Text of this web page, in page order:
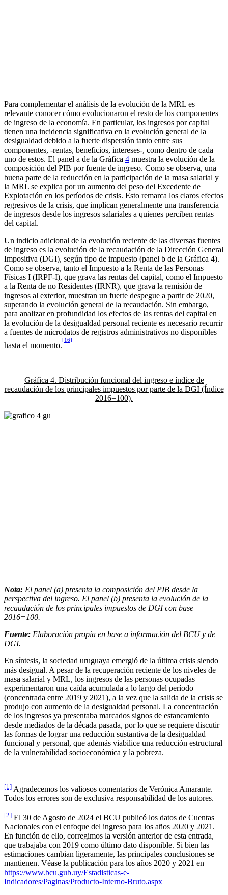
Para complementar el análisis de la evolución de la MRL es
relevante conocer cómo evolucionaron el resto de los componentes
de ingreso de la economía. En particular, los ingresos por capital
tienen una incidencia significativa en la evolución general de la
desigualdad debido a la fuerte dispersión tanto entre sus
componentes, -rentas, beneficios, intereses-, como dentro de cada
uno de estos. El panel a de la Gráfica 4 muestra la evolución de la
composición del PIB por fuente de ingreso. Como se observa, una
buena parte de la reducción en la participación de la masa salarial y
la MRL se explica por un aumento del peso del Excedente de
Explotación en los períodos de crisis. Esto remarca los claros efectos
regresivos de la crisis, que implican generalmente una transferencia
de ingresos desde los ingresos salariales a quienes perciben rentas
del capital.
Un indicio adicional de la evolución reciente de las diversas fuentes
de ingreso es la evolución de la recaudación de la Dirección General
Impositiva (DGI), según tipo de impuesto (panel b de la Gráfica 4).
Como se observa, tanto el Impuesto a la Renta de las Personas
Físicas I (IRPF-I), que grava las rentas del capital, como el Impuesto
a la Renta de no Residentes (IRNR), que grava la remisión de
ingresos al exterior, muestran un fuerte despegue a partir de 2020,
superando la evolución general de la recaudación. Sin embargo,
para analizar en profundidad los efectos de las rentas del capital en
la evolución de la desigualdad personal reciente es necesario recurrir
a fuentes de microdatos de registros administrativos no disponibles
hasta el momento.
[16]
Gráfica 4. Distribución funcional del ingreso e índice de
recaudación de los principales impuestos por parte de la DGI (Índice
2016=100).
Nota: El panel (a) presenta la composición del PIB desde la
perspectiva del ingreso. El panel (b) presenta la evolución de la
recaudación de los principales impuestos de DGI con base
2016=100.
Fuente: Elaboración propia en base a información del BCU y de
DGI.
En síntesis, la sociedad uruguaya emergió de la última crisis siendo
más desigual. A pesar de la recuperación reciente de los niveles de
masa salarial y MRL, los ingresos de las personas ocupadas
experimentaron una caída acumulada a lo largo del período
(concentrada entre 2019 y 2021), a la vez que la salida de la crisis se
produjo con aumento de la desigualdad personal. La concentración
de los ingresos ya presentaba marcados signos de estancamiento
desde mediados de la década pasada, por lo que se requiere discutir
las formas de lograr una reducción sustantiva de la desigualdad
funcional y personal, que además viabilice una reducción estructural
de la vulnerabilidad socioeconómica y la pobreza.
[1] Agradecemos los valiosos comentarios de Verónica Amarante.
Todos los errores son de exclusiva responsabilidad de los autores.
[2] El 30 de Agosto de 2024 el BCU publicó los datos de Cuentas
Nacionales con el enfoque del ingreso para los años 2020 y 2021.
En función de ello, corregimos la versión anterior de esta entrada,
que trabajaba con 2019 como último dato disponible. Si bien las
estimaciones cambian ligeramente, las principales conclusiones se
mantienen. Véase la publicación para los años 2020 y 2021 en
https://www.bcu.gub.uy/Estadisticas-e-
Indicadores/Paginas/Producto-Interno-Bruto.aspx